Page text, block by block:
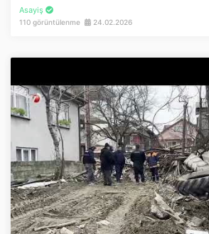
Asayiş
110 görüntülenme 24.02.2026